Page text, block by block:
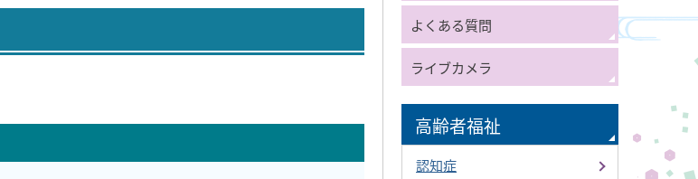
よくある質問
ライブカメラ
高齢者福祉
認知症